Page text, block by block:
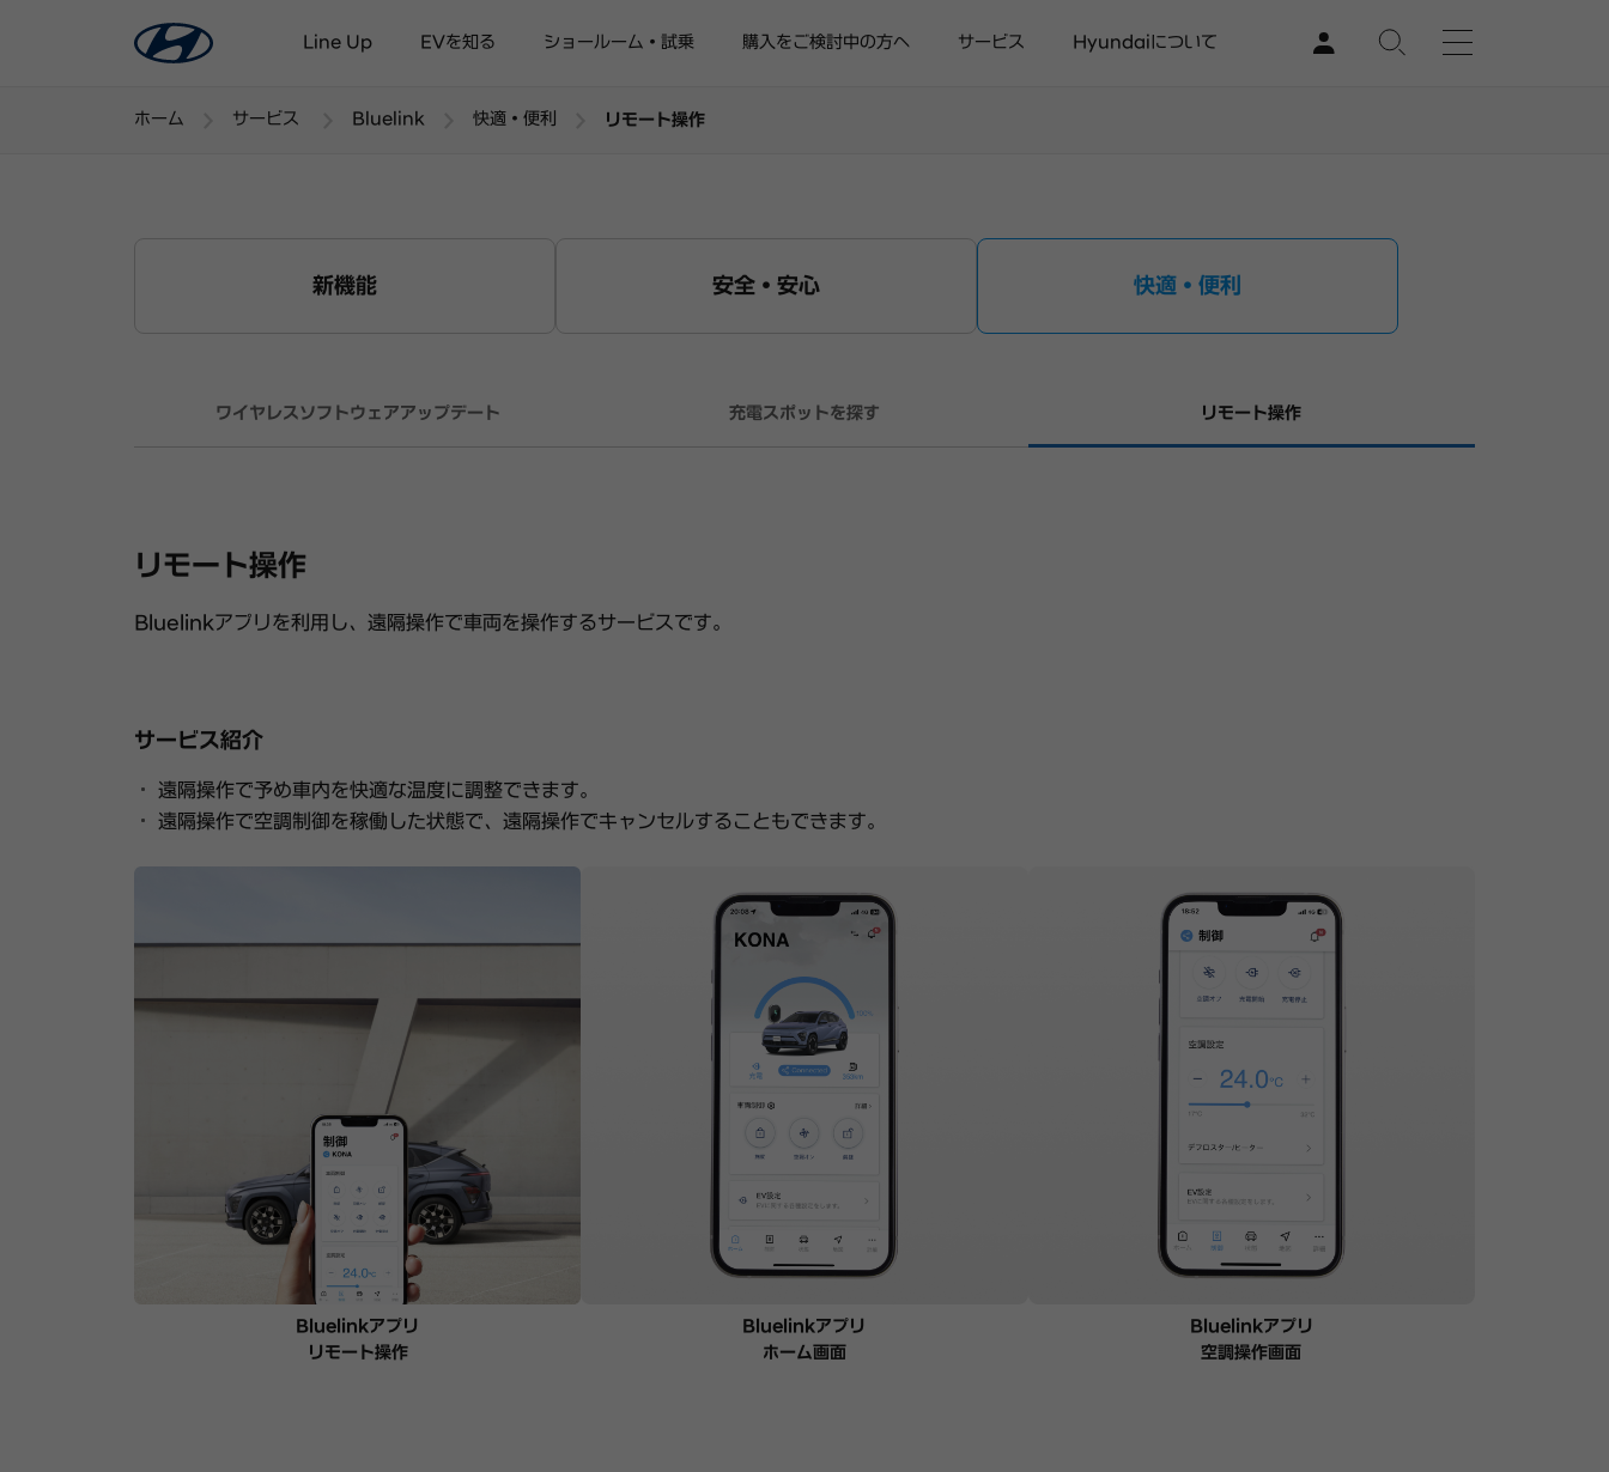
Line Up EVを知る ショールーム・試乗 購入をご検討中の方へ サービス Hyundaiについて
ホーム サービス Bluelink 快適・便利 リモート操作
ー
ス
新機能 安全・安心 快適・便利
ワイヤレスソフトウェアアップデート 充電スポットを探す リモート操作
リモート操作
Bluelinkアプリを利用し、遠隔操作で車両を操作するサービスです。
サービス紹介
遠隔操作で予め車内を快適な温度に調整できます。
遠隔操作で空調制御を稼働した状態で、遠隔操作でキャンセルすることもできます。
Bluelinkアプリ
リモート操作
Bluelinkアプリ
ホーム画面
Bluelinkアプリ
空調操作画面